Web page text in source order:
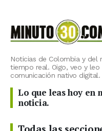
Noticias de Colombia y del
tiempo real. Oigo, veo y
comunicación nativo digital.
Lo que leas hoy en
noticia.